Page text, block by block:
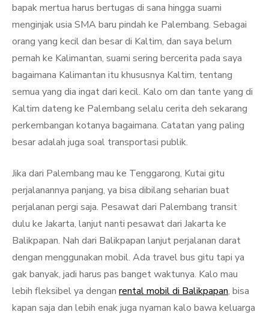
bapak mertua harus bertugas di sana hingga suami
menginjak usia SMA baru pindah ke Palembang. Sebagai
orang yang kecil dan besar di Kaltim, dan saya belum
pernah ke Kalimantan, suami sering bercerita pada saya
bagaimana Kalimantan itu khususnya Kaltim, tentang
semua yang dia ingat dari kecil. Kalo om dan tante yang di
Kaltim dateng ke Palembang selalu cerita deh sekarang
perkembangan kotanya bagaimana. Catatan yang paling
besar adalah juga soal transportasi publik.
Jika dari Palembang mau ke Tenggarong, Kutai gitu
perjalanannya panjang, ya bisa dibilang seharian buat
perjalanan pergi saja. Pesawat dari Palembang transit
dulu ke Jakarta, lanjut nanti pesawat dari Jakarta ke
Balikpapan. Nah dari Balikpapan lanjut perjalanan darat
dengan menggunakan mobil. Ada travel bus gitu tapi ya
gak banyak, jadi harus pas banget waktunya. Kalo mau
lebih fleksibel ya dengan rental mobil di Balikpapan, bisa
kapan saja dan lebih enak juga nyaman kalo bawa keluarga